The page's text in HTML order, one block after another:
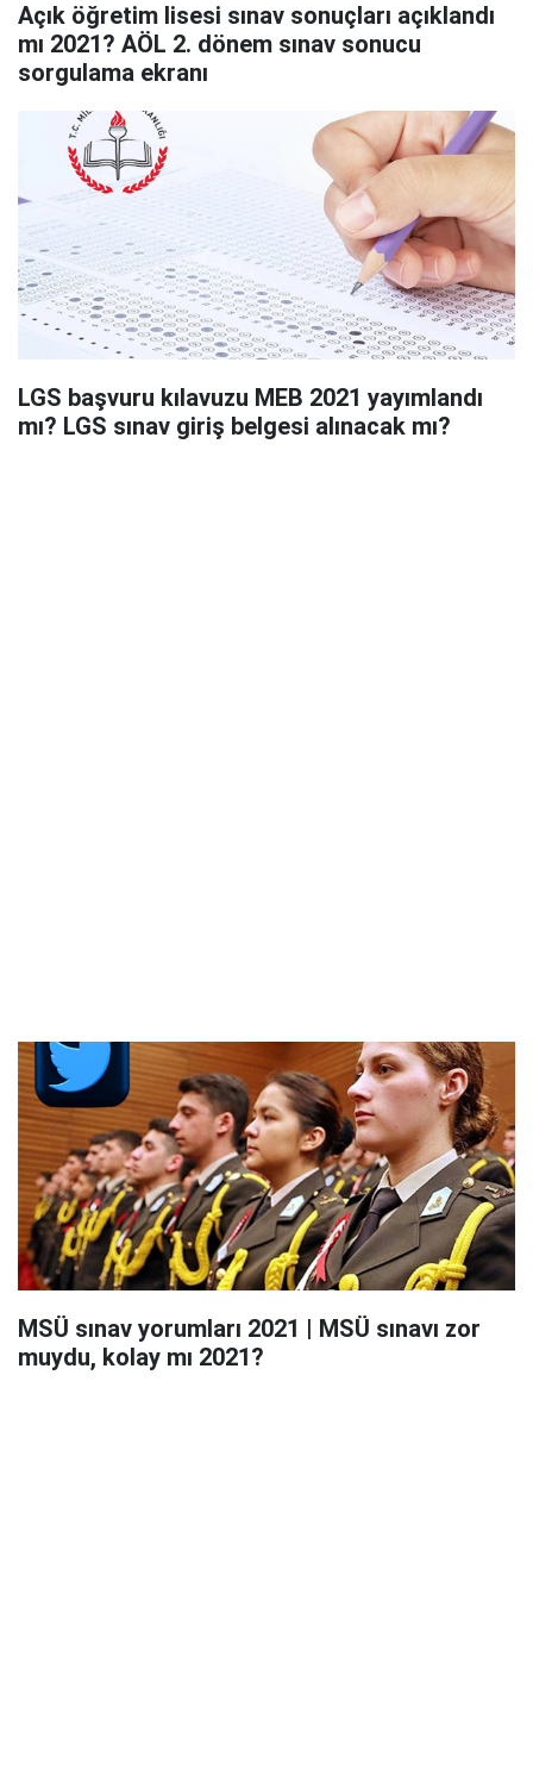
Açık öğretim lisesi sınav sonuçları açıklandı
mı 2021? AÖL 2. dönem sınav sonucu
sorgulama ekranı
LGS başvuru kılavuzu MEB 2021 yayımlandı
mı? LGS sınav giriş belgesi alınacak mı?
MSÜ sınav yorumları 2021 | MSÜ sınavı zor
muydu, kolay mı 2021?